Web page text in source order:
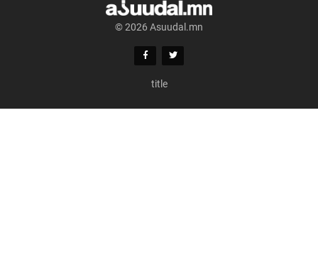
© 2026 Asuudal.mn
title